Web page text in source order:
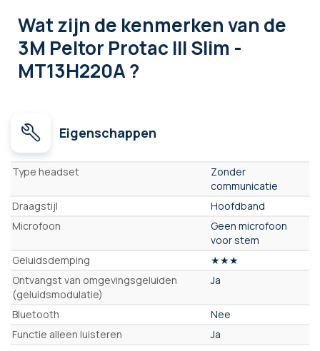
Wat zijn de kenmerkenvan de
3M Peltor Protac III Slim -
MT13H220A ?
Eigenschappen
Eigenschappen
Type headset
Zonder
communicatie
Draagstijl
Hoofdband
Microfoon
Geen microfoon
voor stem
Geluidsdemping
★★★
Ontvangst van omgevingsgeluiden
(geluidsmodulatie)
Ja
Bluetooth
Nee
Functie alleen luisteren
Ja